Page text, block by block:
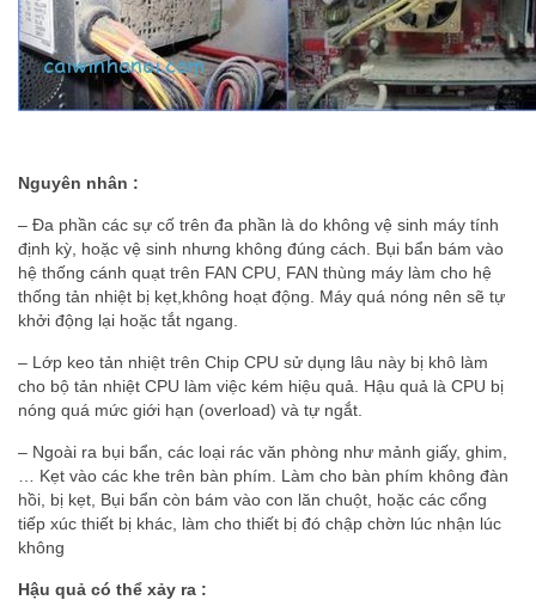
Nguyên nhân :
– Đa phần các sự cố trên đa phần là do không vệ sinh máy tính
định kỳ, hoặc vệ sinh nhưng không đúng cách. Bụi bẩn bám vào
hệ thống cánh quạt trên FAN CPU, FAN thùng máy làm cho hệ
thống tản nhiệt bị kẹt,không hoạt động. Máy quá nóng nên sẽ tự
khởi động lại hoặc tắt ngang.
– Lớp keo tản nhiệt trên Chip CPU sử dụng lâu này bị khô làm
cho bộ tản nhiệt CPU làm việc kém hiệu quả. Hậu quả là CPU bị
nóng quá mức giới hạn (overload) và tự ngắt.
– Ngoài ra bụi bẩn, các loại rác văn phòng như mảnh giấy, ghim,
… Kẹt vào các khe trên bàn phím. Làm cho bàn phím không đàn
hồi, bị kẹt, Bụi bẩn còn bám vào con lăn chuột, hoặc các cổng
tiếp xúc thiết bị khác, làm cho thiết bị đó chập chờn lúc nhận lúc
không
Hậu quả có thể xảy ra :